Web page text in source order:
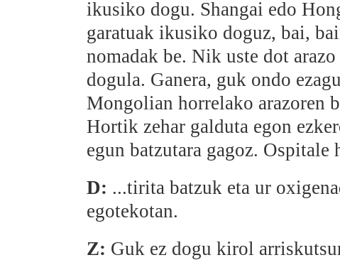
ikusiko dogu. Shangai edo
garatuak ikusiko doguz, bai,
nomadak be. Nik uste dot
dogula. Ganera, guk ondo
Mongolian horrelako arazoren
Hortik zehar galduta egon
egun batzutara gagoz. Ospitale
D: ...tirita batzuk eta ur
egotekotan.
Z: Guk ez dogu kirol